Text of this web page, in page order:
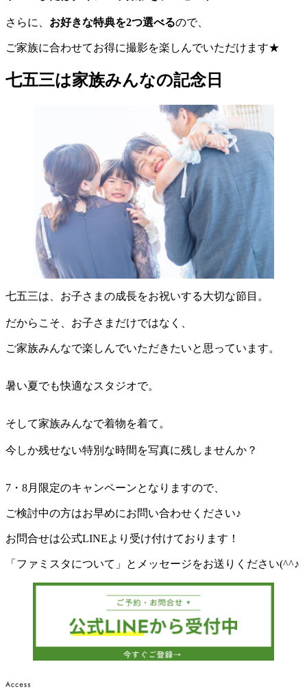
さらに、 お好きな特典を2つ選べるので、
ご家族に合わせてお得に撮影を楽しんでいただけます★
七五三は家族みんなの記念日
七五三は、お子さまの成長をお祝いする大切な節目。
だからこそ、お子さまだけではなく、
ご家族みんなで楽しんでいただきたいと思っています。
暑い夏でも快適なスタジオで。
そして家族みんなで着物を着て。
今しか残せない特別な時間を写真に残しませんか？
7・8月限定のキャンペーンとなりますので、
ご検討中の方はお早めにお問い合わせください♪
お問合せは公式LINEより受け付けております！
「ファミスタについて」とメッセージをお送りください(^^♪